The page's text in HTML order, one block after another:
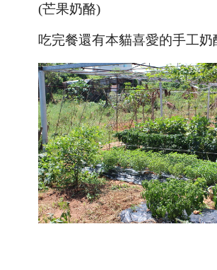
(芒果奶酪)
吃完餐還有本貓喜愛的手工奶